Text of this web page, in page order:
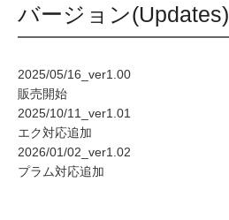
バージョン(Updates)
2025/05/16_ver1.00
販売開始
2025/10/11_ver1.01
エク対応追加
2026/01/02_ver1.02
プラム対応追加